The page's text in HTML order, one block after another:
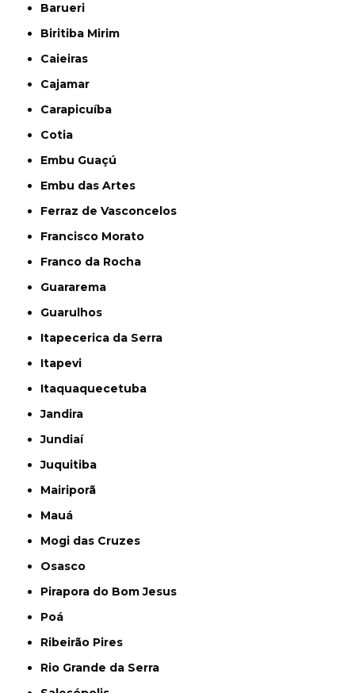
Barueri
Biritiba Mirim
Caieiras
Cajamar
Carapicuíba
Cotia
Embu Guaçú
Embu das Artes
Ferraz de Vasconcelos
Francisco Morato
Franco da Rocha
Guararema
Guarulhos
Itapecerica da Serra
Itapevi
Itaquaquecetuba
Jandira
Jundiaí
Juquitiba
Mairiporã
Mauá
Mogi das Cruzes
Osasco
Pirapora do Bom Jesus
Poá
Ribeirão Pires
Rio Grande da Serra